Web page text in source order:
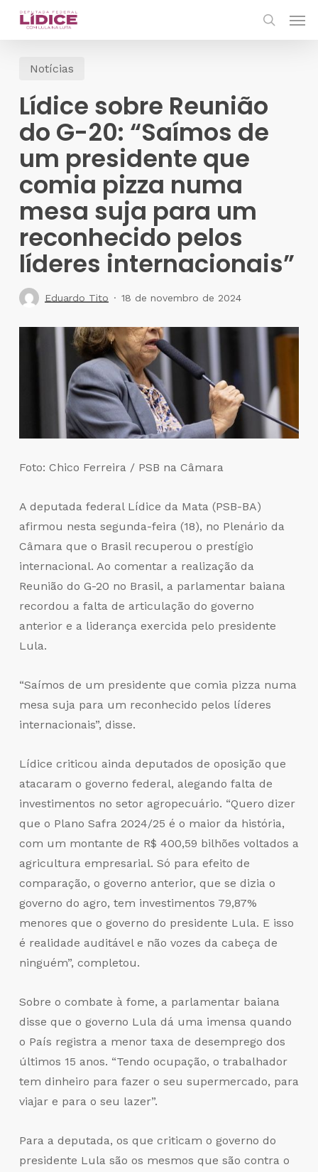
Skip
contentNotícias
Lídice sobre Reunião
do G-20: “Saímos de
um presidente que
comia pizza numa
mesa suja para um
reconhecido pelos
líderes internacionais”
Eduardo Tito 18 de novembro de 2024
Foto: Chico Ferreira / PSB na Câmara
A deputada federal Lídice da Mata (PSB-BA)
afirmou nesta segunda-feira (18), no Plenário da
Câmara que o Brasil recuperou o prestígio
internacional. Ao comentar a realização da
Reunião do G-20 no Brasil, a parlamentar baiana
recordou a falta de articulação do governo
anterior e a liderança exercida pelo presidente
Lula.
“Saímos de um presidente que comia pizza numa
mesa suja para um reconhecido pelos líderes
internacionais”, disse.
Lídice criticou ainda deputados de oposição que
atacaram o governo federal, alegando falta de
investimentos no setor agropecuário. “Quero dizer
que o Plano Safra 2024/25 é o maior da história,
com um montante de R$ 400,59 bilhões voltados a
agricultura empresarial. Só para efeito de
comparação, o governo anterior, que se dizia o
governo do agro, tem investimentos 79,87%
menores que o governo do presidente Lula. E isso
é realidade auditável e não vozes da cabeça de
ninguém”, completou.
Sobre o combate à fome, a parlamentar baiana
disse que o governo Lula dá uma imensa quando
o País registra a menor taxa de desemprego dos
últimos 15 anos. “Tendo ocupação, o trabalhador
tem dinheiro para fazer o seu supermercado, para
viajar e para o seu lazer”.
Para a deputada, os que criticam o governo do
presidente Lula são os mesmos que são contra o